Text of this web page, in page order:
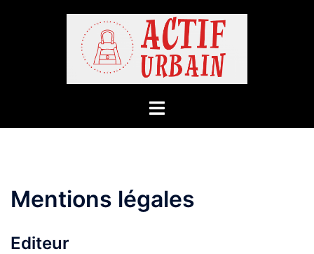
Mentions légales
Editeur